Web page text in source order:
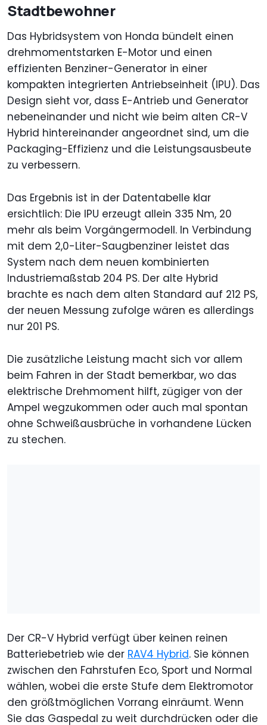
Stadtbewohner
Das Hybridsystem von Honda bündelt einen
drehmomentstarken E-Motor und einen
effizienten Benziner-Generator in einer
kompakten integrierten Antriebseinheit (IPU). Das
Design sieht vor, dass E-Antrieb und Generator
nebeneinander und nicht wie beim alten CR-V
Hybrid hintereinander angeordnet sind, um die
Packaging-Effizienz und die Leistungsausbeute
zu verbessern.
Das Ergebnis ist in der Datentabelle klar
ersichtlich: Die IPU erzeugt allein 335 Nm, 20
mehr als beim Vorgängermodell. In Verbindung
mit dem 2,0-Liter-Saugbenziner leistet das
System nach dem neuen kombinierten
Industriemaßstab 204 PS. Der alte Hybrid
brachte es nach dem alten Standard auf 212 PS,
der neuen Messung zufolge wären es allerdings
nur 201 PS.
Die zusätzliche Leistung macht sich vor allem
beim Fahren in der Stadt bemerkbar, wo das
elektrische Drehmoment hilft, zügiger von der
Ampel wegzukommen oder auch mal spontan
ohne Schweißausbrüche in vorhandene Lücken
zu stechen.
Der CR-V Hybrid verfügt über keinen reinen
Batteriebetrieb wie der RAV4 Hybrid. Sie können
zwischen den Fahrstufen Eco, Sport und Normal
wählen, wobei die erste Stufe dem Elektromotor
den größtmöglichen Vorrang einräumt. Wenn
Sie das Gaspedal zu weit durchdrücken oder die